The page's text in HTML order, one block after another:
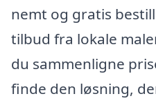
nemt og gratis
tilbud fra lokale
du sammenligne
finde den løsning,